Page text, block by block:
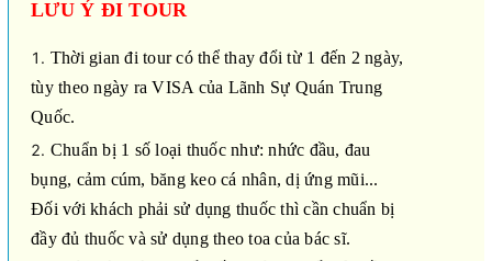
LƯU Ý ĐI TOUR
Thời gian đi tour có thể thay đổi từ 1 đến 2 ngày,
tùy theo ngày ra VISA của Lãnh Sự Quán Trung
Quốc.
Chuẩn bị 1 số loại thuốc như: nhức đầu, đau
bụng, cảm cúm, băng keo cá nhân, dị ứng mũi...
Đối với khách phải sử dụng thuốc thì cần chuẩn bị
đầy đủ thuốc và sử dụng theo toa của bác sĩ.